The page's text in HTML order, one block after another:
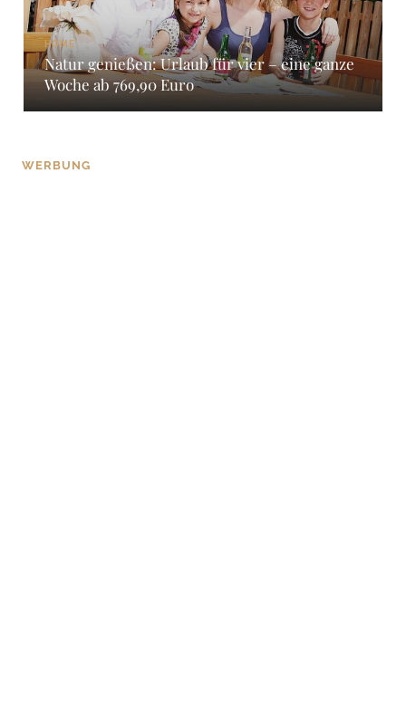
HOME
Natur genießen: Urlaub für vier – eine ganze
Woche ab 769,90 Euro
WERBUNG